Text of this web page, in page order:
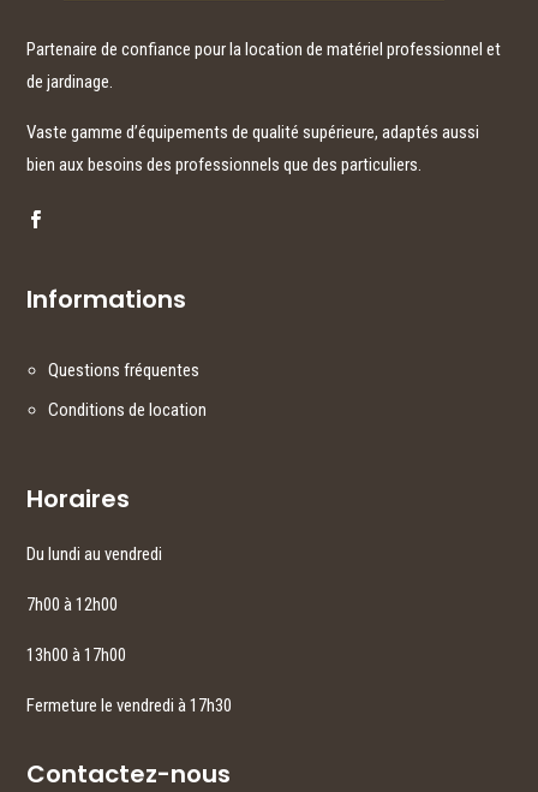
Partenaire de confiance pour la location de matériel professionnel et
de jardinage.
Vaste gamme d’équipements de qualité supérieure, adaptés aussi
bien aux besoins des professionnels que des particuliers.
Informations
Questions fréquentes
Conditions de location
Horaires
Du lundi au vendredi
7h00 à 12h00
13h00 à 17h00
Fermeture le vendredi à 17h30
Contactez-nous